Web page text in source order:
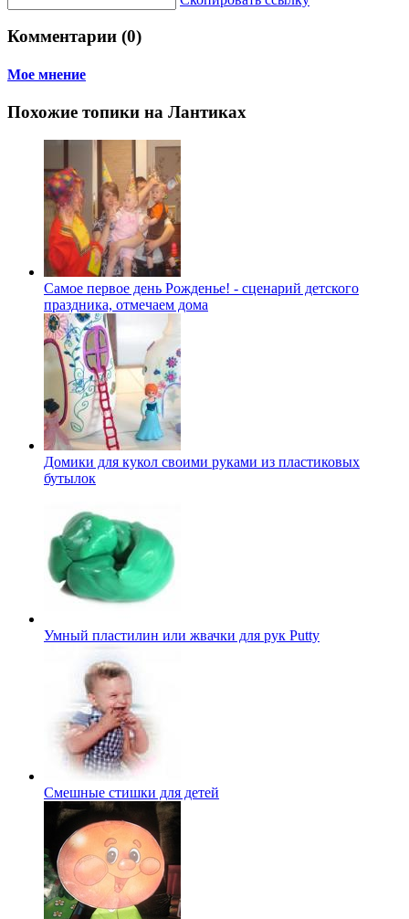
Комментарии (0)
Мое мнение
Похожие топики на Лантиках
Самое первое день Рожденье! - сценарий детского
праздника, отмечаем дома
Домики для кукол своими руками из пластиковых
бутылок
Умный пластилин или жвачки для рук Putty
Смешные стишки для детей